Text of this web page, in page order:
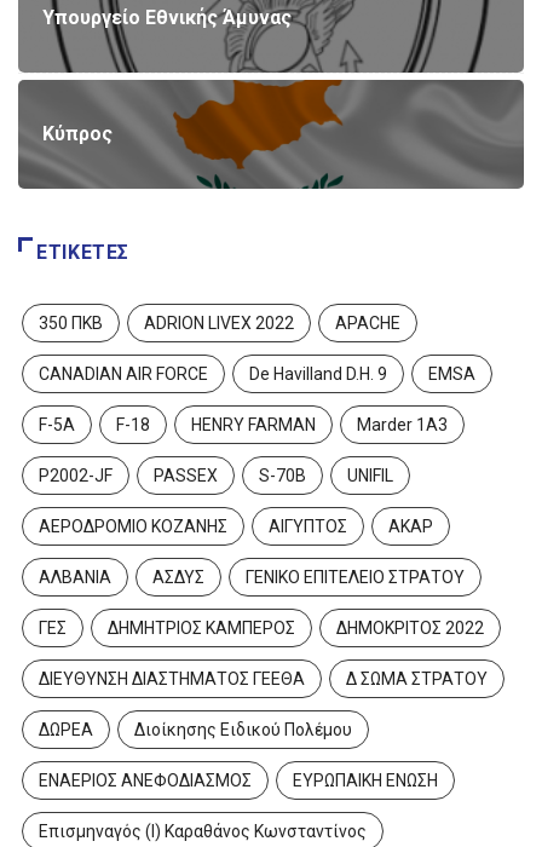
Υπουργείο Εθνικής Άμυνας
Κύπρος
ΕΤΙΚΈΤΕΣ
350 ΠΚΒ ADRION LIVEX 2022 APACHE
CANADIAN AIR FORCE De Havilland D.H. 9 EMSA
F-5A F-18 HENRY FARMAN Marder 1A3
P2002-JF PASSEX S-70B UNIFIL
ΑΕΡΟΔΡΟΜΙΟ ΚΟΖΑΝΗΣ ΑΙΓΥΠΤΟΣ ΑΚΑΡ
ΑΛΒΑΝΙΑ ΑΣΔΥΣ ΓΕΝΙΚΟ ΕΠΙΤΕΛΕΙΟ ΣΤΡΑΤΟΥ
ΓΕΣ ΔΗΜΗΤΡΙΟΣ ΚΑΜΠΕΡΟΣ ΔΗΜΟΚΡΙΤΟΣ 2022
ΔΙΕΥΘΥΝΣΗ ΔΙΑΣΤΗΜΑΤΟΣ ΓΕΕΘΑ Δ ΣΩΜΑ ΣΤΡΑΤΟΥ
ΔΩΡΕΑ Διοίκησης Ειδικού Πολέμου
ΕΝΑΕΡΙΟΣ ΑΝΕΦΟΔΙΑΣΜΟΣ ΕΥΡΩΠΑΙΚΗ ΕΝΩΣΗ
Επισμηναγός (Ι) Καραθάνος Κωνσταντίνος